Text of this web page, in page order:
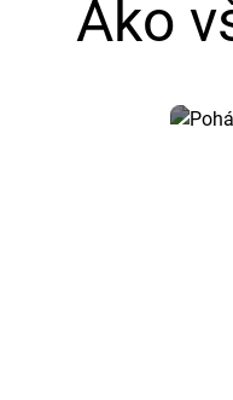
Ako